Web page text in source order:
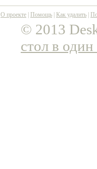
О проекте Помощь Как удалить
© 2013
стол в